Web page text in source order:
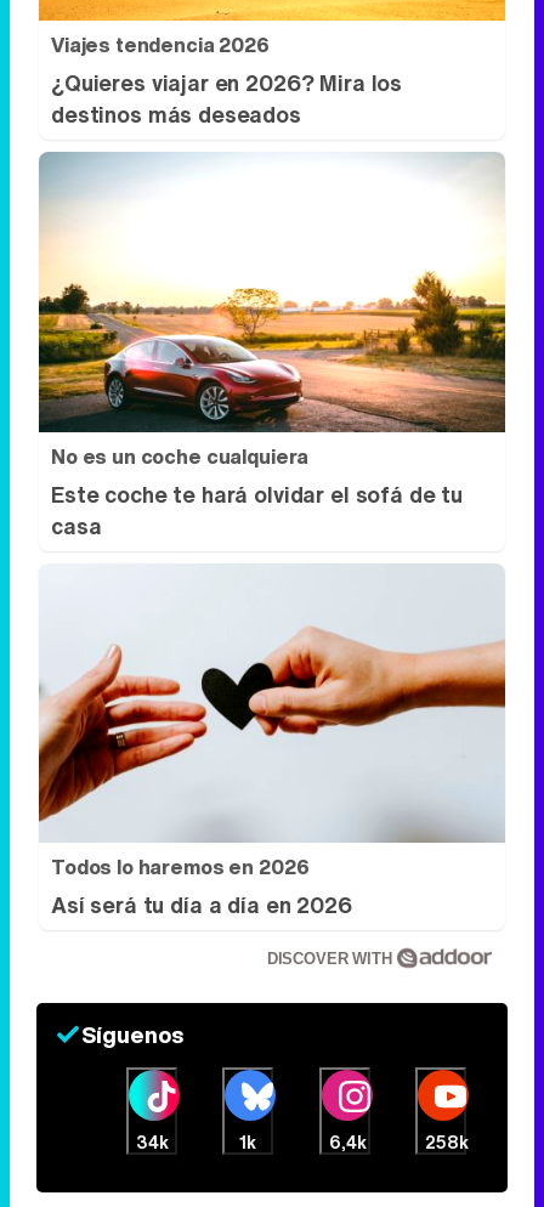
Viajes tendencia 2026
¿Quieres viajar en 2026? Mira los
destinos más deseados
No es un coche cualquiera
Este coche te hará olvidar el sofá de tu
casa
Todos lo haremos en 2026
Así será tu día a día en 2026
DISCOVER WITH
Síguenos
34k 1k 6,4k 258k